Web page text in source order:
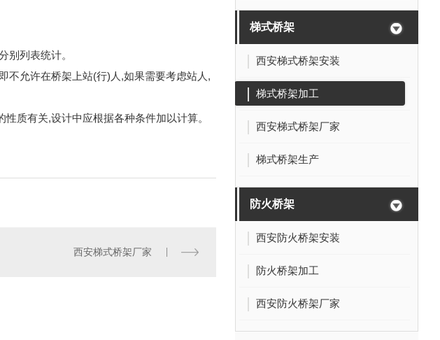
别列表统计。
不允许在桥架上站(行)人,如果需要考虑站人,
质有关,设计中应根据各种条件加以计算。
西安梯式桥架厂家
梯式桥架
西安梯式桥架安装
梯式桥架加工
西安梯式桥架厂家
梯式桥架生产
防火桥架
西安防火桥架安装
防火桥架加工
西安防火桥架厂家